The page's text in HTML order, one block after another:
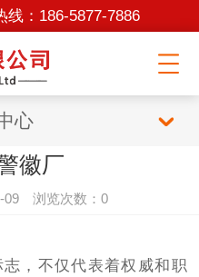
： 186-5877-7886
心
徽厂
09 浏览次数：0
，不仅代表着权威和职